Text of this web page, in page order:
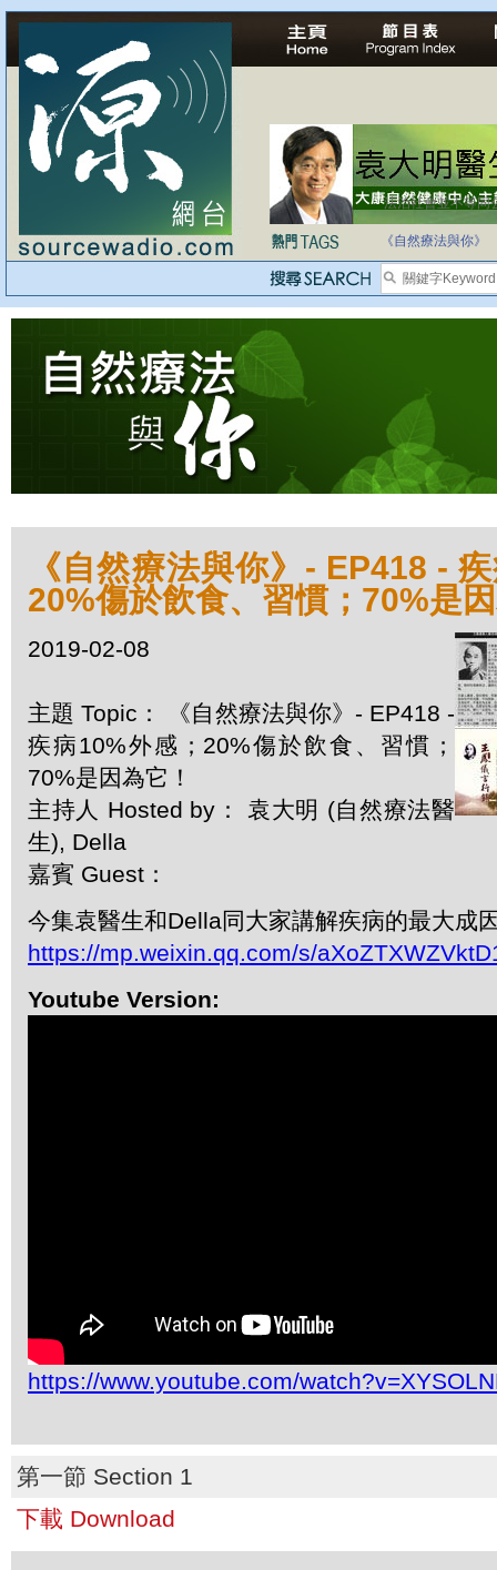
法治社會並不等同
《自然療法與你》
《自然療法與你》- EP418 -
20%傷於飲食、習慣；70%是
2019-02-08
主題 Topic： 《自然療法與你》- EP418 -
疾病10%外感；20%傷於飲食、習慣；
70%是因為它！
主持人 Hosted by： 袁大明 (自然療法醫
生), Della
嘉賓 Guest：
今集袁醫生和Della同大家講解疾病的最大成
https://mp.weixin.qq.com/s/
Youtube Version:
https://www.youtube.com/
第一節 Section 1
下載 Download